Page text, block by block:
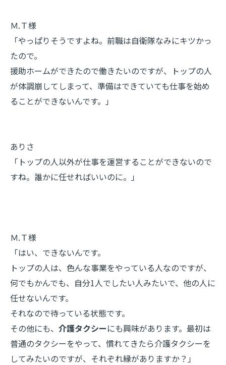
Ｍ.Ｔ様
「やっぱりそうですよね。前職は自衛隊なみにキツかっ
たので。
援助ホームができたので働きたいのですが、トップの人
が体調崩してしまって、準備はできていても仕事を始め
ることができないんです。」
ありさ
「トップの人以外が仕事を運営することができないので
すね。誰かに任せればいいのに。」
Ｍ.Ｔ様
「はい、できないんです。
トップの人は、色んな事業をやっている人なのですが、
何でもかんでも、自分1人でしたい人みたいで、他の人に
任せないんです。
それなので待っている状態です。
その他にも、 介護タクシーにも興味があります。最初は
普通のタクシーをやって、慣れてきたら介護タクシーを
してみたいのですが、それぞれ縁がありますか？」